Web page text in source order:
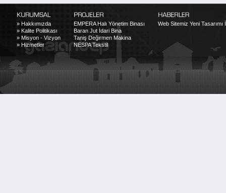
» Hakkımızda
» Kalite Politikası
» Misyon - Vizyon
» Hizmetler
EMPERA Halı Yönetim Binası
Baran Jut İdari Bina
Taniş Değirmen Makina
NESPA Tekstil
Web Sitemiz Yeni Tasarımı